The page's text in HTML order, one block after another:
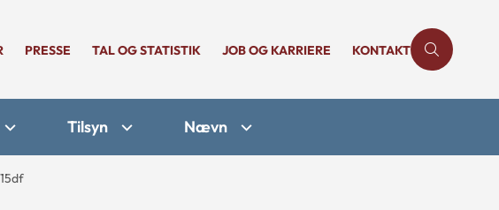
PRESSE TAL OG STATISTIK JOB OG KARRIERE KONTAKT
Tilsyn Nævn